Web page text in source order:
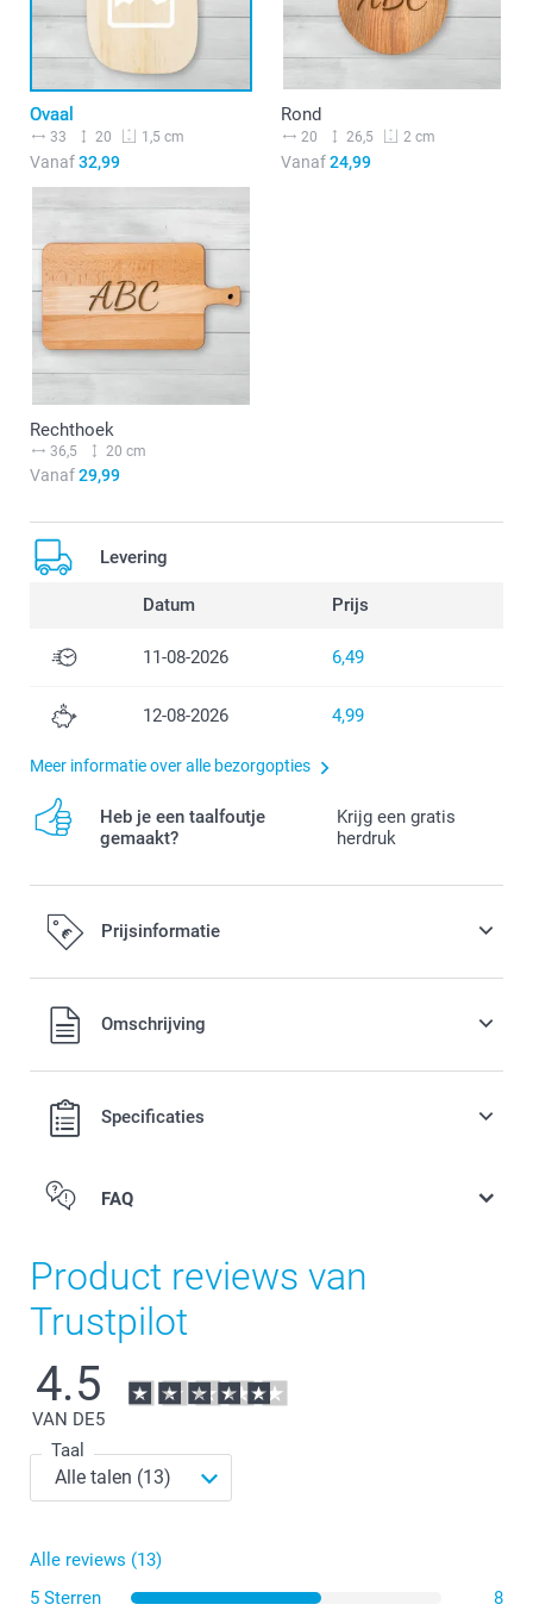
Ovaal
33 20 1,5 cm
Vanaf32,99
Rond
20 26,5 2 cm
Vanaf24,99
Rechthoek
36,5 20 cm
Vanaf29,99
Levering
Datum Prijs
11-08-2026 6,49
12-08-2026 4,99
Meer informatie over alle bezorgopties
Heb je een taalfoutje
gemaakt?
Krijg een gratis
herdruk
Prijsinformatie
Alle prijzen zijn in EURO (€) inclusief BTW en exclusief
verzendkosten.Omschrijving
Specificaties
FAQ
Product reviews van
Trustpilot
4.5
VAN DE5
Taal
Alle reviews (13)
5 Sterren
8